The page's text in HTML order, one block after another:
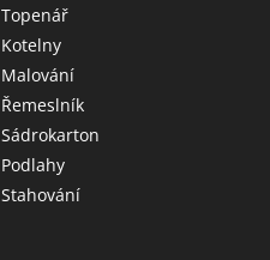
Topenář
Kotelny
Malování
Řemeslník
Sádrokarton
Podlahy
Stahování